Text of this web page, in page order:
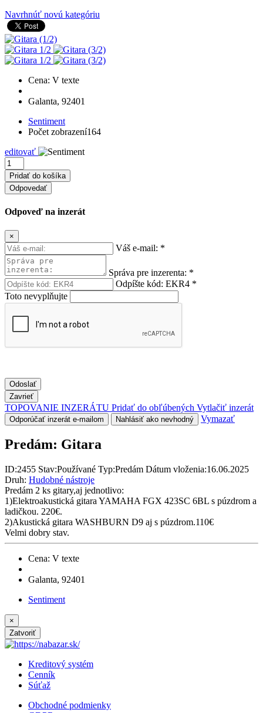
Navrhnúť novú kategóriu
Cena: V texte
Galanta, 92401
Sentiment
Počet zobrazení164
editovať
Odpovedať
Odpoveď na inzerát
×
Váš e-mail: *
Správa pre inzerenta: *
Odpíšte kód: EKR4 *
Toto nevyplňujte
Odoslať
Zavrieť
TOPOVANIE INZERÁTU Pridať do obľúbených Vytlačiť inzerát
Odporúčať inzerát e-mailom Nahlásiť ako nevhodný Vymazať
Predám: Gitara
ID:2455 Stav:Používané Typ:Predám Dátum vloženia:16.06.2025
Druh: Hudobné nástroje
Predám 2 ks gitary,aj jednotlivo:
1)Elektroakustická gitara YAMAHA FGX 423SC 6BL s púzdrom a
ladičkou. 220€.
2)Akustická gitara WASHBURN D9 aj s púzdrom.110€
Velmi dobry stav.
Cena: V texte
Galanta, 92401
Sentiment
×
Zatvoriť
Kreditový systém
Cenník
Súťaž
Obchodné podmienky